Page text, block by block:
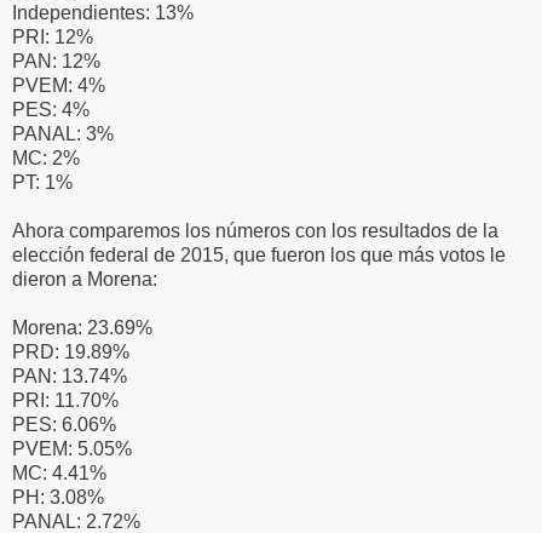
Independientes: 13%
PRI: 12%
PAN: 12%
PVEM: 4%
PES: 4%
PANAL: 3%
MC: 2%
PT: 1%
Ahora comparemos los números con los resultados de la
elección federal de 2015, que fueron los que más votos le
dieron a Morena:
Morena: 23.69%
PRD: 19.89%
PAN: 13.74%
PRI: 11.70%
PES: 6.06%
PVEM: 5.05%
MC: 4.41%
PH: 3.08%
PANAL: 2.72%